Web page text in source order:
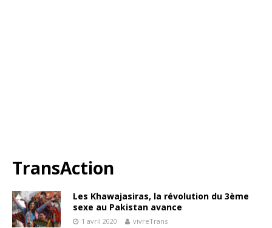
TransAction
Les Khawajasiras, la révolution du 3ème
sexe au Pakistan avance
1 avril 2020 vivreTrans